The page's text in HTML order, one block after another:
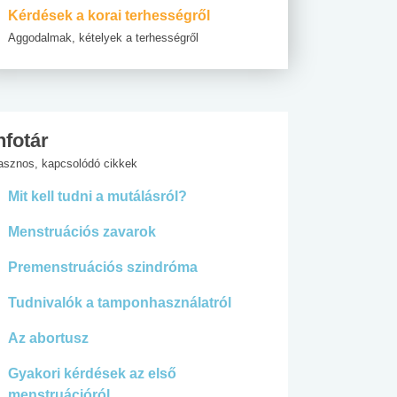
Kérdések a korai terhességről
Aggodalmak, kételyek a terhességről
kapcsolódó cikkek
Mit kell tudni a mutálásról?
Menstruációs zavarok
Premenstruációs szindróma
Tudnivalók a tamponhasználatról
Az abortusz
Gyakori kérdések az első